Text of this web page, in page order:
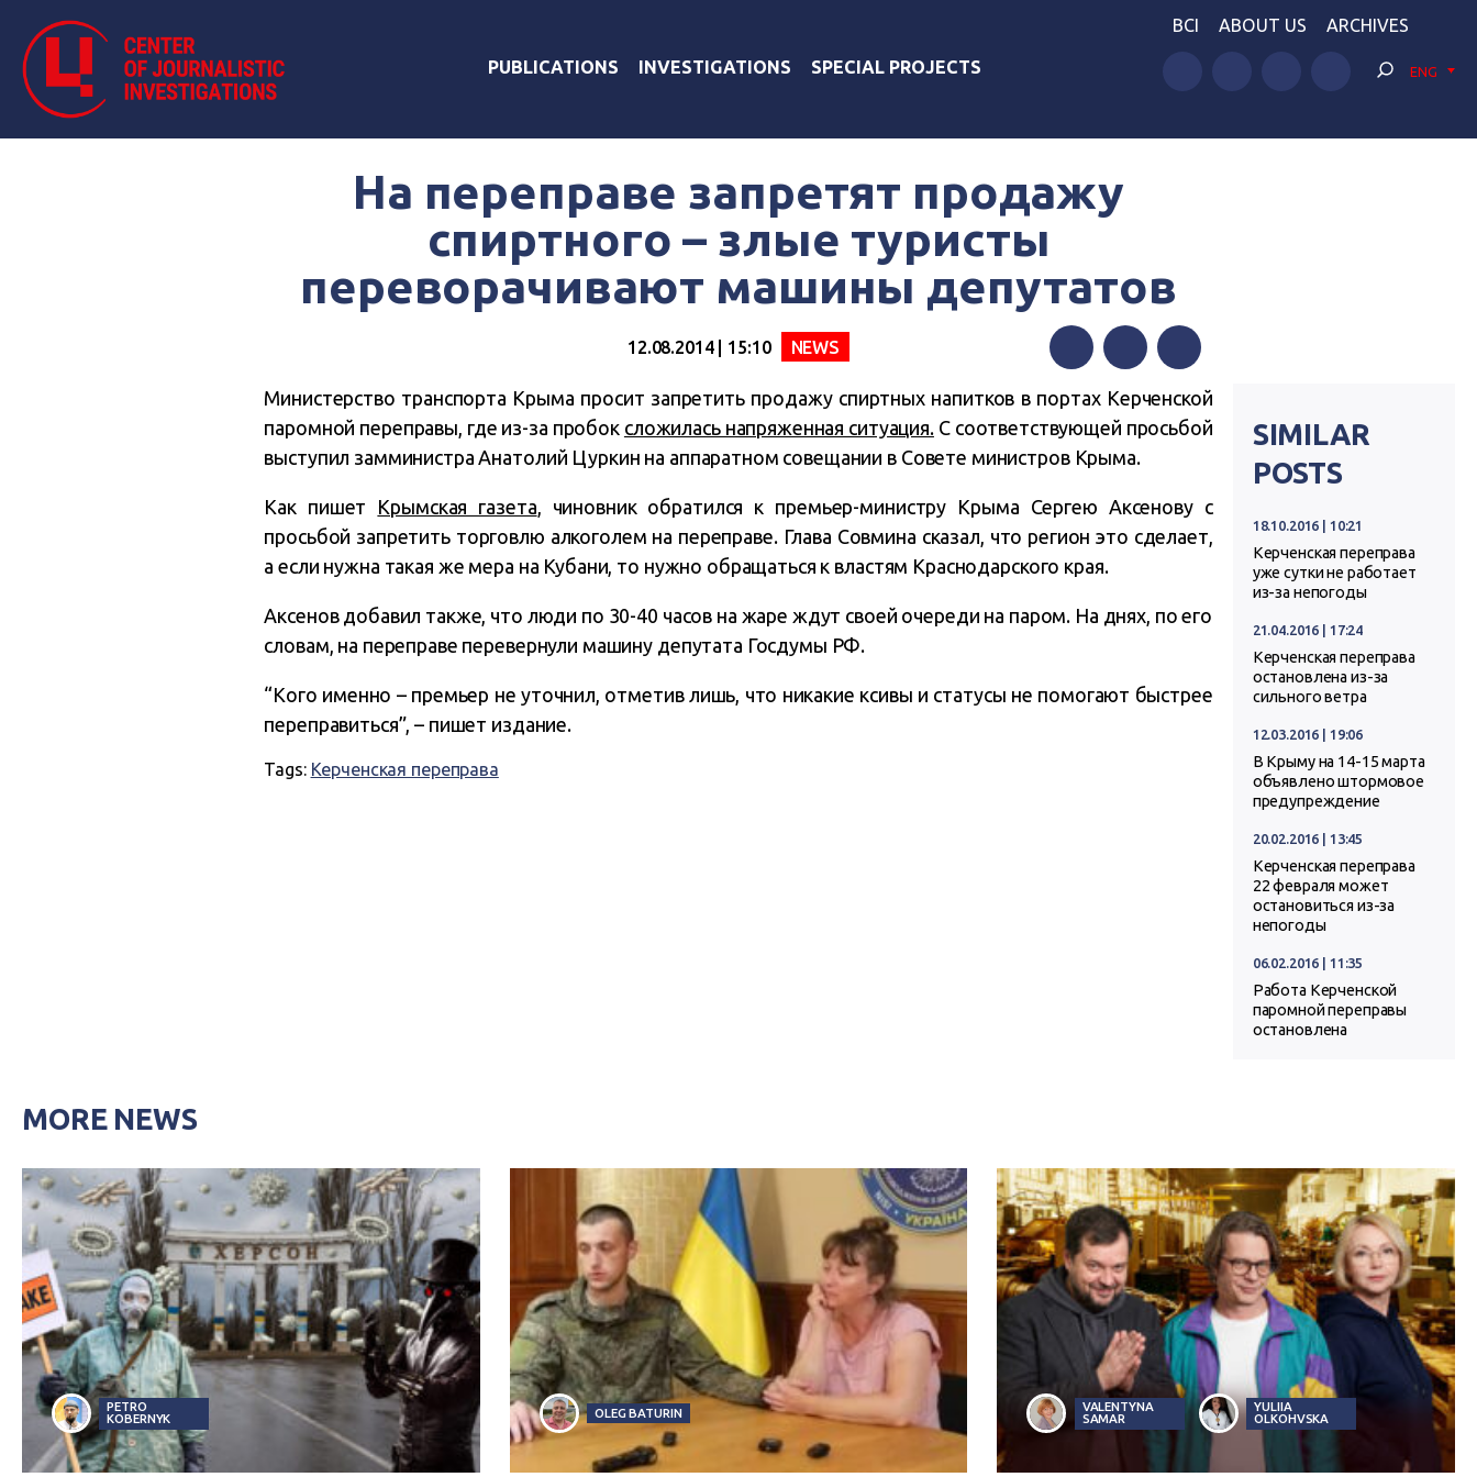
PUBLICATIONS INVESTIGATIONS SPECIAL PROJECTS
BCI ABOUT US ARCHIVES
ENG
На переправе запретят продажу
спиртного – злые туристы
переворачивают машины депутатов
12.08.2014 | 15:10 NEWS
FacebookTwitterTelegram
Министерство транспорта Крыма просит запретить продажу спиртных напитков в портах Керченской
паромной переправы, где из-за пробок сложилась напряженная ситуация.С соответствующей просьбой
выступил замминистра Анатолий Цуркин на аппаратном совещании в Совете министров Крыма.
Как пишет Крымская газета, чиновник обратился к премьер-министру Крыма Сергею Аксенову с
просьбой запретить торговлю алкоголем на переправе. Глава Совмина сказал, что регион это сделает,
а если нужна такая же мера на Кубани, то нужно обращаться к властям Краснодарского края.
Аксенов добавил также, что люди по 30-40 часов на жаре ждут своей очереди на паром. На днях, по его
словам, на переправе перевернули машину депутата Госдумы РФ.
“Кого именно – премьер не уточнил, отметив лишь, что никакие ксивы и статусы не помогают быстрее
переправиться”, – пишет издание.
Tags: Керченская переправа
SIMILAR
POSTS
18.10.2016 | 10:21
Керченская переправа
уже сутки не работает
из-за непогоды
21.04.2016 | 17:24
Керченская переправа
остановлена из-за
сильного ветра
12.03.2016 | 19:06
В Крыму на 14-15 марта
объявлено штормовое
предупреждение
20.02.2016 | 13:45
Керченская переправа
22 февраля может
остановиться из-за
непогоды
06.02.2016 | 11:35
Работа Керченской
паромной переправы
остановлена
MORE NEWS
PETRO
KOBERNYK
OLEG BATURIN
VALENTYNA
SAMAR
YULIIA
OLKOHVSKA